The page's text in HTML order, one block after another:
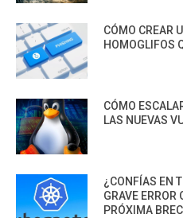
CÓMO CREAR
HOMOGLIFOS
CÓMO
LAS NUEVAS
¿CONFÍAS EN
GRAVE ERROR
PRÓXIMA